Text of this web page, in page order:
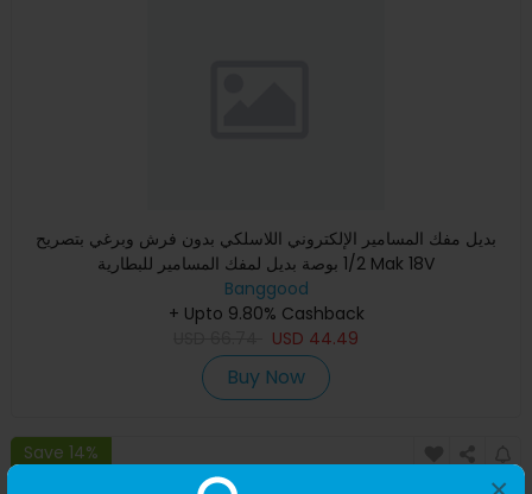
بديل مفك المسامير الإلكتروني اللاسلكي بدون فرش وبرغي بتصريح
1/2 بوصة بديل لمفك المسامير للبطارية Mak 18V
Banggood
+ Upto 9.80% Cashback
USD 44.49
Buy Now
Save 14%